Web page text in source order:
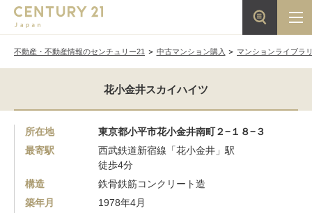
不動産・不動産情報のセンチュリー21 中古マンション購入 マンションライブラ
花小金井スカイハイツ
所在地
東京都小平市花小金井南町２−１８−３
最寄駅
西武鉄道新宿線「花小金井」駅
徒歩4分
構造
鉄骨鉄筋コンクリート造
築年月
1978年4月